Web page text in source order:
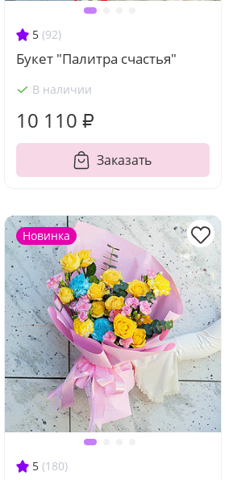
5 (92)
Букет "Палитра счастья"
В наличии
10 110 ₽
Заказать
5 (180)
Новинка